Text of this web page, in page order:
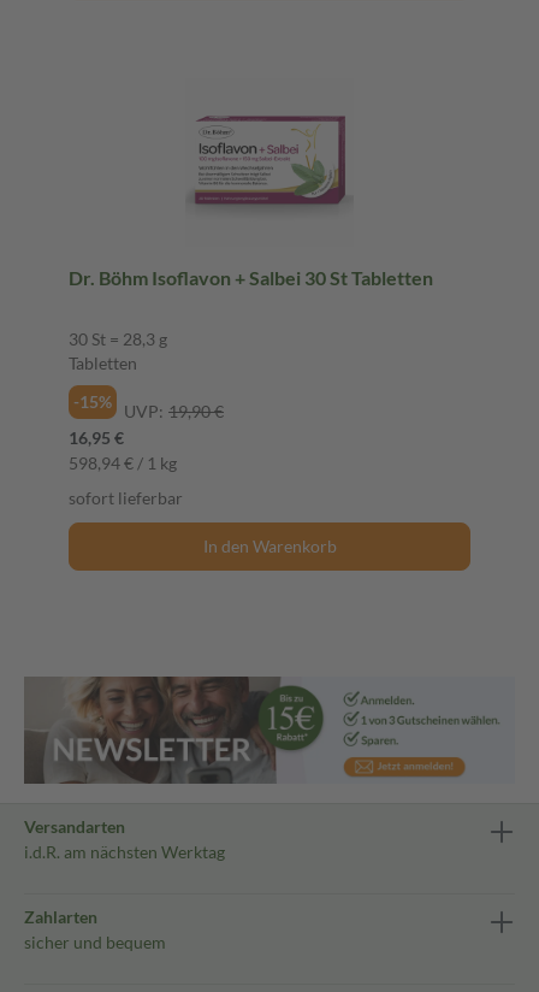
Dr. Böhm Isoflavon + Salbei 30 St Tabletten
30 St = 28,3 g
Tabletten
-15%
UVP: 19,90 €
16,95 €
598,94 € / 1 kg
sofort lieferbar
In den Warenkorb
Versandarten
i.d.R. am nächsten Werktag
Zahlarten
sicher und bequem